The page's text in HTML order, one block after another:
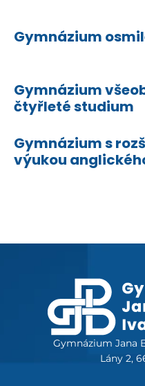
Gymnázium
Gymnázium
čtyřleté studium
Gymnázium s
výukou
Gymnázium Jana
Lány 2,